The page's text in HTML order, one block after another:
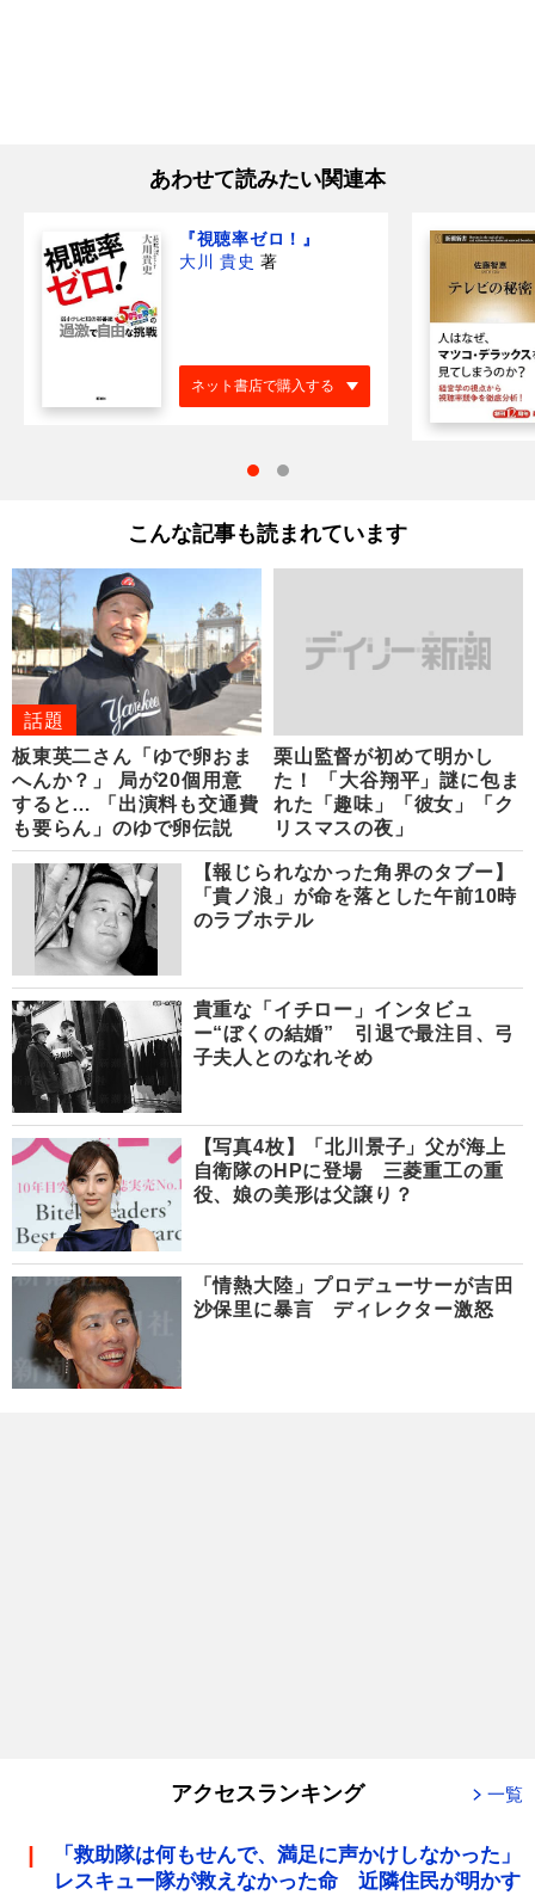
あわせて読みたい関連本
『視聴率ゼロ！』
大川 貴史 著
ネット書店で購入する
こんな記事も読まれています
話題
板東英二さん「ゆで卵おま
へんか？」 局が20個用意
すると… 「出演料も交通費
も要らん」のゆで卵伝説
栗山監督が初めて明かし
た！ 「大谷翔平」謎に包ま
れた「趣味」「彼女」「ク
リスマスの夜」
【報じられなかった角界のタブー】
「貴ノ浪」が命を落とした午前10時
のラブホテル
貴重な「イチロー」インタビュ
ー“ぼくの結婚” 引退で最注目、弓
子夫人とのなれそめ
【写真4枚】「北川景子」父が海上
自衛隊のHPに登場 三菱重工の重
役、娘の美形は父譲り？
「情熱大陸」プロデューサーが吉田
沙保里に暴言 ディレクター激怒
アクセスランキング 一覧
「救助隊は何もせんで、満足に声かけしなかった」
レスキュー隊が救えなかった命 近隣住民が明かす